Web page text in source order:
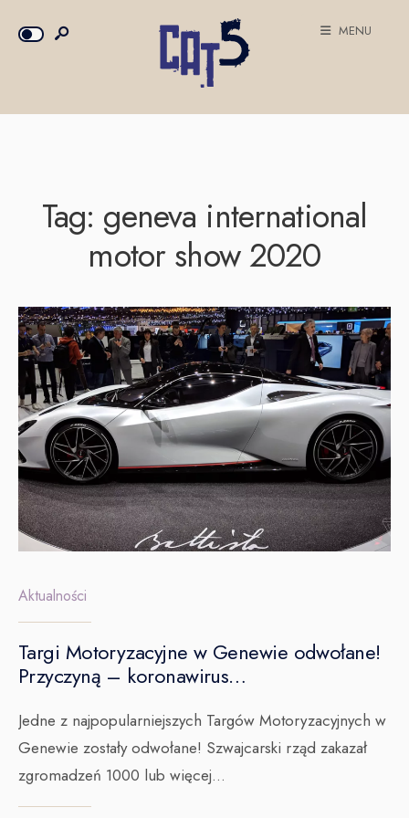
MENU
Tag: geneva international
motor show 2020
Aktualności
Targi Motoryzacyjne w Genewie odwołane!
Przyczyną – koronawirus…
Jedne z najpopularniejszych Targów Motoryzacyjnych w
Genewie zostały odwołane! Szwajcarski rząd zakazał
zgromadzeń 1000 lub więcej...